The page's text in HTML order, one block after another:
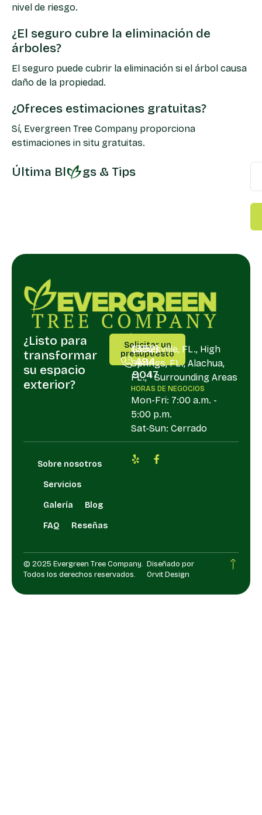
nivel de riesgo.
¿El seguro cubre la eliminación de
árboles?
El seguro puede cubrir la eliminación si el árbol causa
daño de la propiedad.
¿Ofreces estimaciones gratuitas?
Sí, Evergreen Tree Company proporciona
estimaciones in situ gratuitas.
Última Bl gs & Tips
¿Listo para
transformar
su espacio
exterior?
Solicitar un
presupuesto
(352)
494
9047
Gainesville, FL., High
Springs, FL., Alachua,
FL., " Surrounding Areas
HORAS DE NEGOCIOS
Mon-Fri: 7:00 a.m. -
5:00 p.m.
Sat-Sun: Cerrado
Sobre nosotros
Servicios
Galería Blog
FAQ Reseñas
© 2025 Evergreen Tree Company.
Todos los derechos reservados.
Diseñado por
Orvit Design